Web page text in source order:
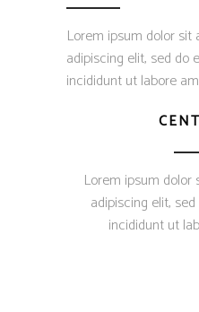
Lorem ipsum dolor
adipiscing elit, sed do
incididunt ut labore
Lorem ipsum
adipiscing elit,
incididunt ut